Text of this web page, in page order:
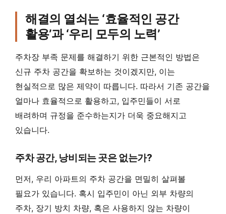
해결의 열쇠는 ‘효율적인 공간
활용’과 ‘우리 모두의 노력’
주차장 부족 문제를 해결하기 위한 근본적인 방법은
신규 주차 공간을 확보하는 것이겠지만, 이는
현실적으로 많은 제약이 따릅니다. 따라서 기존 공간을
얼마나 효율적으로 활용하고, 입주민들이 서로
배려하며 규정을 준수하는지가 더욱 중요해지고
있습니다.
주차 공간, 낭비되는 곳은 없는가?
먼저, 우리 아파트의 주차 공간을 면밀히 살펴볼
필요가 있습니다. 혹시 입주민이 아닌 외부 차량의
주차, 장기 방치 차량, 혹은 사용하지 않는 차량이